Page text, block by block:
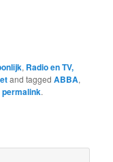
, Radio en TV,
and taggedABBA,
permalink.